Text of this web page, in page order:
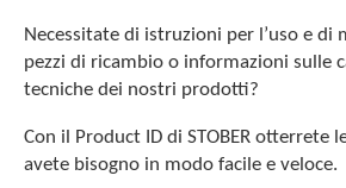
Necessitate di istruzioni per l’uso e di
pezzi di ricambio o informazioni sulle
tecniche dei nostri prodotti?
Con il Product ID di STOBER otterrete
avete bisogno in modo facile e veloce.